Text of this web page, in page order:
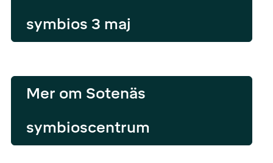
symbios 3 maj
Mer om Sotenäs
symbioscentrum